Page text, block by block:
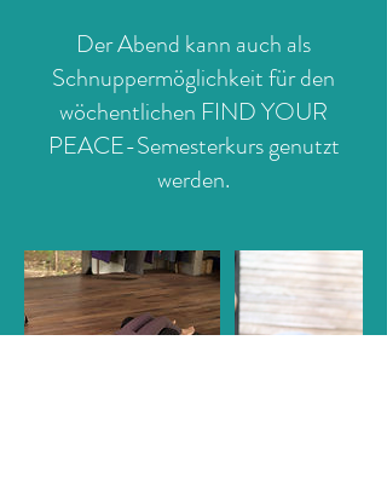
Der Abend kann auch als
Schnuppermöglichkeit für den
wöchentlichen FIND YOUR
PEACE-Semesterkurs genutzt
werden.